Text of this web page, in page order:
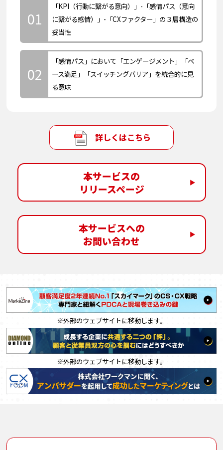
01
「KPI（行動に繋がる意向）」-「感情パス（意向
に繋がる感情）」-「CXファクター」の３層構造の
妥当性
02
「感情パス」において「エンゲージメント」「ベ
ース満足」「スイッチングバリア」を統合的に見
る意味
詳しくはこちら
本サービスの
リリースページ
本サービスへの
お問い合わせ
※外部のウェブサイトに移動します。
※外部のウェブサイトに移動します。